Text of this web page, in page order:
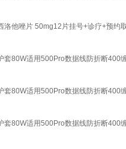
洛他唑片 50mg12片挂号+诊疗+预约
套80W适用500Pro数据线防折断400
套80W适用500Pro数据线防折断400
套80W适用500Pro数据线防折断400